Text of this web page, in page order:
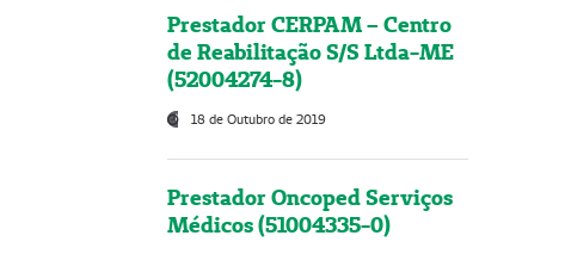
Prestador CERPAM – Centro
de Reabilitação S/S Ltda-ME
(52004274-8)
18 de Outubro de 2019
Prestador Oncoped Serviços
Médicos (51004335-0)